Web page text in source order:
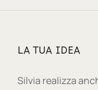
LA TUA IDEA
Silvia realizza